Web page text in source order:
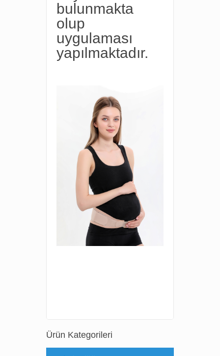
bulunmakta
olup
uygulaması
yapılmaktadır.
Ürün Kategorileri